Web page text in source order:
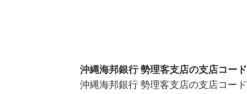
沖縄海邦銀行 勢理客支店の支店コー
沖縄海邦銀行 勢理客支店の支店コー